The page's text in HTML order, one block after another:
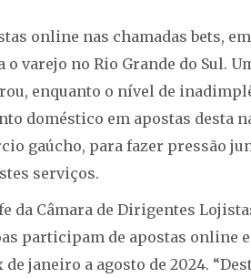
online nas chamadas bets,
varejo no Rio Grande do Sul.
enquanto o nível de
doméstico em apostas desta
gaúcho, para fazer pressão
serviços.
da Câmara de Dirigentes
participam de apostas online
janeiro a agosto de 2024.